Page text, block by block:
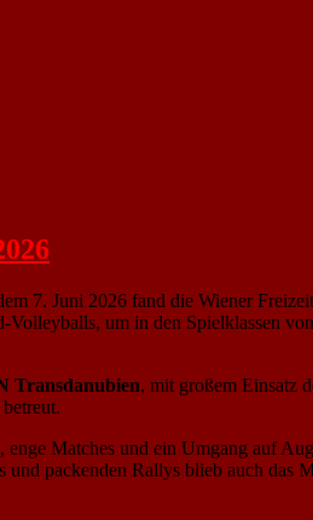
7. Juni 2026 fand die Wiener
um in den Spielklassen
Transdanubien, mit großem Einsatz
Matches und ein Umgang auf
packenden Rallys blieb auch das